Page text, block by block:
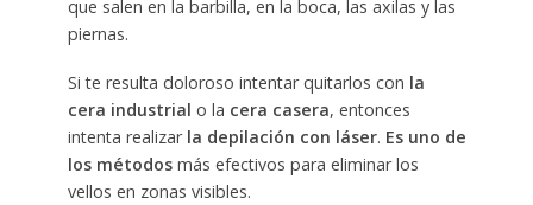
que salen en la barbilla, en la boca, las axilas y las
piernas.
Si te resulta doloroso intentar quitarlos con la
cera industrial o la cera casera, entonces
intenta realizar la depilación con láser. Es uno de
los métodosmás efectivos para eliminar los
vellos en zonas visibles.